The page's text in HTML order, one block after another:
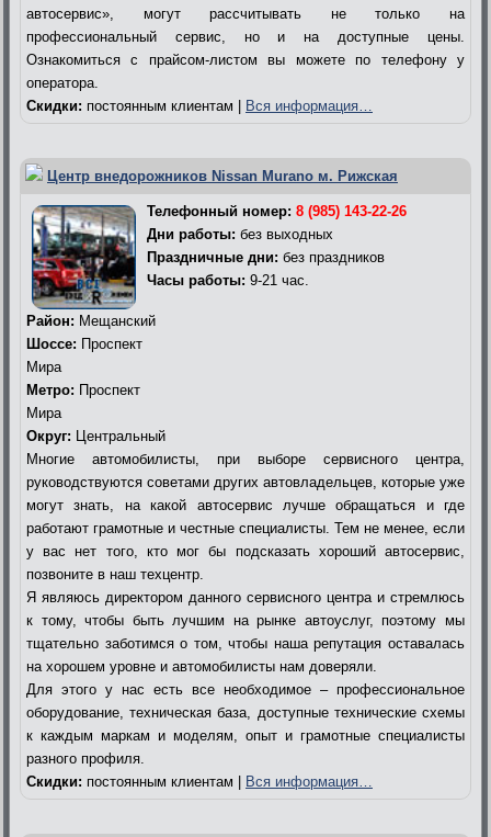
автосервис», могут рассчитывать не только на
профессиональный сервис, но и на доступные цены.
Ознакомиться с прайсом-листом вы можете по телефону у
оператора.
Скидки: постоянным клиентам | Вся информация…
Центр внедорожников Nissan Murano м. Рижская
Телефонный номер: 8 (985) 143-22-26
Дни работы: без выходных
Праздничные дни: без праздников
Часы работы: 9-21 час.
Район: Мещанский
Шоссе: Проспект
Мира
Метро: Проспект
Мира
Округ: Центральный
Многие автомобилисты, при выборе сервисного центра,
руководствуются советами других автовладельцев, которые уже
могут знать, на какой автосервис лучше обращаться и где
работают грамотные и честные специалисты. Тем не менее, если
у вас нет того, кто мог бы подсказать хороший автосервис,
позвоните в наш техцентр.
Я являюсь директором данного сервисного центра и стремлюсь
к тому, чтобы быть лучшим на рынке автоуслуг, поэтому мы
тщательно заботимся о том, чтобы наша репутация оставалась
на хорошем уровне и автомобилисты нам доверяли.
Для этого у нас есть все необходимое – профессиональное
оборудование, техническая база, доступные технические схемы
к каждым маркам и моделям, опыт и грамотные специалисты
разного профиля.
Скидки: постоянным клиентам | Вся информация…